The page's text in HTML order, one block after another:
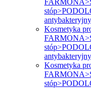
Kosmetyka
Kosmetyka